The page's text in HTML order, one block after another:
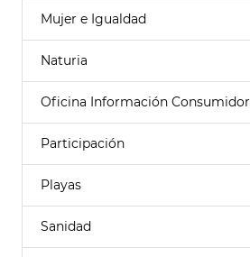
Mujer e Igualdad
Naturia
Oficina Información Consumidor
Participación
Playas
Sanidad